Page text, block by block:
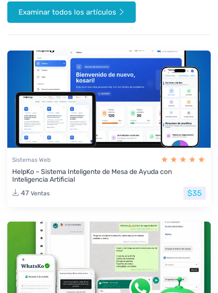
Examinar todos los artículos
Sistemas Web
HelpKo – Sistema Inteligente de Mesa de Ayuda con
Inteligencia Artificial
47 Ventas $35